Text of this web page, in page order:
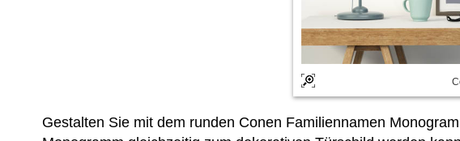
Gestalten Sie mit dem runden Conen Familiennamen